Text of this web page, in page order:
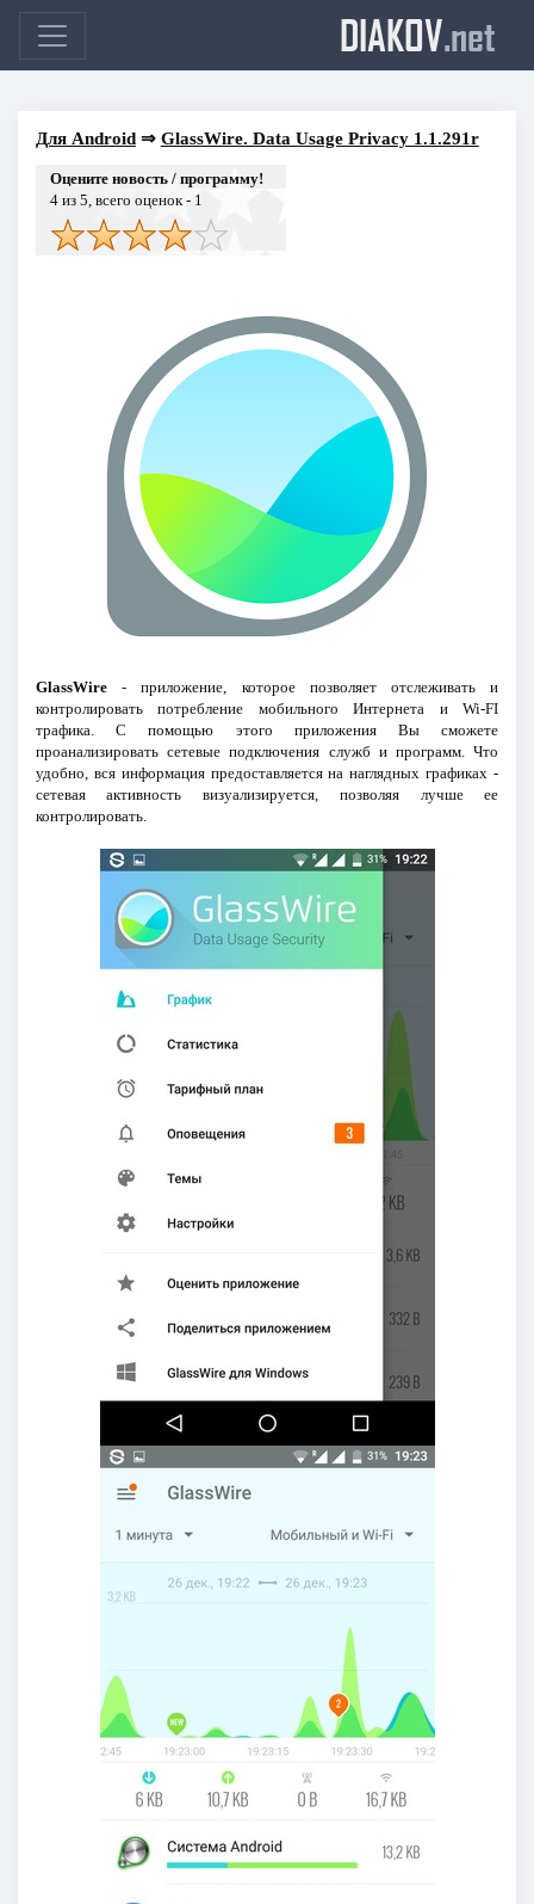
DIAKOV.net
Для Android⇒ GlassWire. Data Usage Privacy 1.1.291r
Оцените новость / программу!
4из 5, всего оценок - 1
GlassWire- приложение, которое позволяет отслеживать и
контролировать потребление мобильного Интернета и Wi-FI
трафика. С помощью этого приложения Вы сможете
проанализировать сетевые подключения служб и программ. Что
удобно, вся информация предоставляется на наглядных графиках -
сетевая активность визуализируется, позволяя лучше ее
контролировать.